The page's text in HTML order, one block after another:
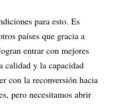
para esto. Es
países que gracia a
entrar con mejores
calidad y la capacidad
con la reconversión hacia
pero necesitamos abrir